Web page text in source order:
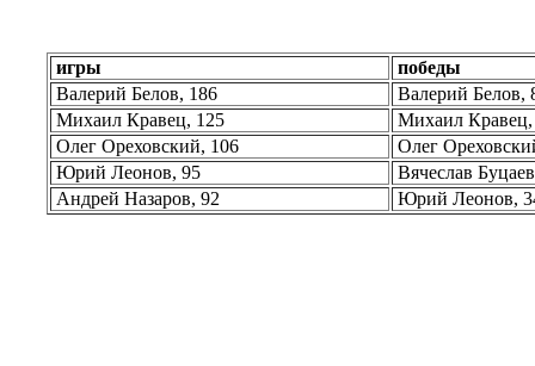
игры
победы
Валерий Белов, 186
Валерий Белов,
Михаил Кравец, 125
Михаил Кравец,
Олег Ореховский, 106
Олег
Юрий Леонов, 95
Вячеслав
Андрей Назаров, 92
Юрий Леонов,